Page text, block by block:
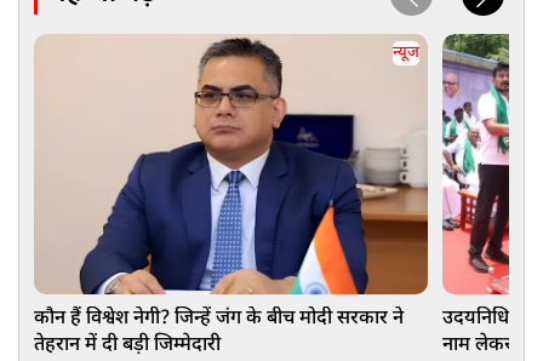
न्यूज
कौन हैं विश्वेश नेगी? जिन्हें जंग के बीच मोदी सरकार ने
तेहरान में दी बड़ी जिम्मेदारी
उदयनिधि
नाम लेकर की